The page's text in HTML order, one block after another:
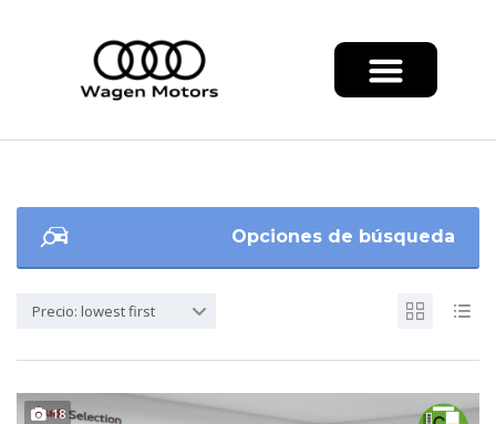
Opciones de búsqueda
Precio: lowest first
18